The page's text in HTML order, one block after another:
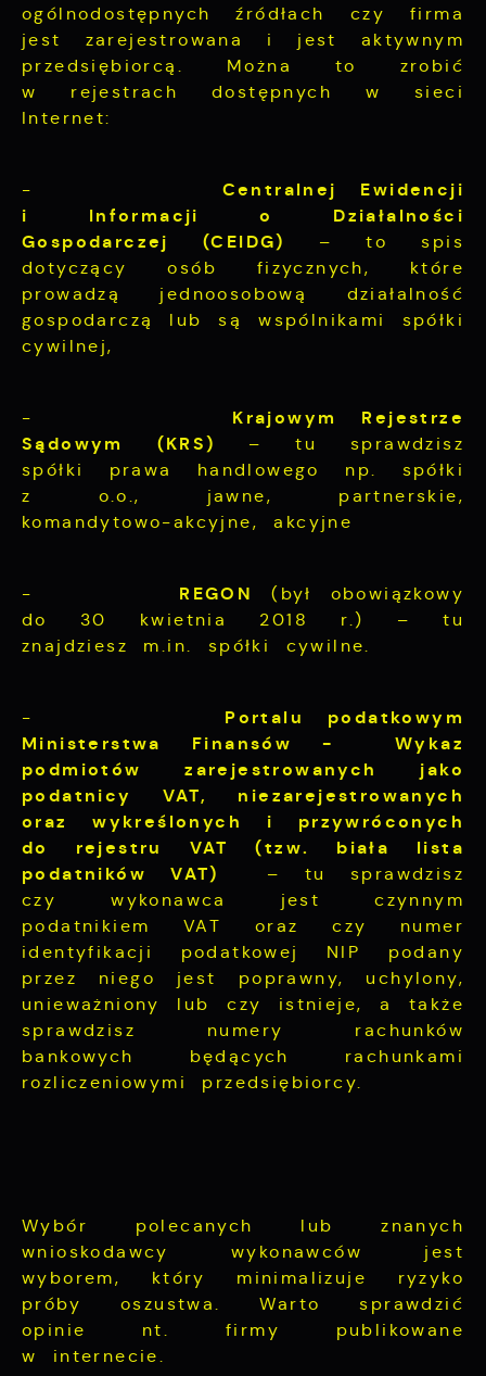
ogólnodostępnych źródłach czy firma
jest zarejestrowana i jest aktywnym
przedsiębiorcą. Można to zrobić
w rejestrach dostępnych w sieci
Internet:
- Centralnej Ewidencji
i Informacji o Działalności
Gospodarczej (CEIDG)
– to spis
dotyczący osób fizycznych, które
prowadzą jednoosobową działalność
gospodarczą lub są wspólnikami spółki
cywilnej,
- Krajowym Rejestrze
Sądowym (KRS)
– tu sprawdzisz
spółki prawa handlowego np. spółki
z o.o., jawne, partnerskie,
komandytowo-akcyjne, akcyjne
- REGON
(był obowiązkowy
do 30 kwietnia 2018 r.) – tu
znajdziesz m.in. spółki cywilne.
- Portalu podatkowym
Ministerstwa Finansów -
Wykaz
podmiotów zarejestrowanych jako
podatnicy VAT, niezarejestrowanych
oraz wykreślonych i przywróconych
do rejestru VAT (tzw. biała lista
podatników VAT)
– tu sprawdzisz
czy wykonawca jest czynnym
podatnikiem VAT oraz czy numer
identyfikacji podatkowej NIP podany
przez niego jest poprawny, uchylony,
unieważniony lub czy istnieje, a także
sprawdzisz numery rachunków
bankowych będących rachunkami
rozliczeniowymi przedsiębiorcy.
Wybór polecanych lub znanych
wnioskodawcy wykonawców jest
wyborem, który minimalizuje ryzyko
próby oszustwa. Warto sprawdzić
opinie nt. firmy publikowane
w internecie.